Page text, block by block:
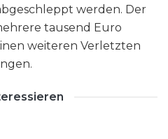
werden. Der
tausend Euro
weiteren Verletzten